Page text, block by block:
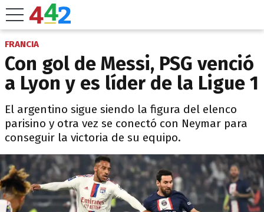
FRANCIA
Con gol de Messi, PSG venció
a Lyon y es líder de la Ligue 1
El argentino sigue siendo la figura del elenco
parisino y otra vez se conectó con Neymar para
conseguir la victoria de su equipo.